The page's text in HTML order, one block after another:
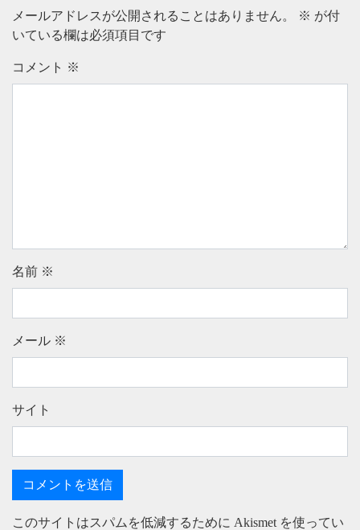
メールアドレスが公開されることはありません。 ※ が付
いている欄は必須項目です
コメント ※
名前 ※
メール ※
サイト
このサイトはスパムを低減するために Akismet を使ってい